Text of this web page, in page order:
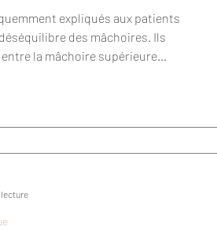
expliqués aux patients
des mâchoires. Ils
la mâchoire supérieure
lecture